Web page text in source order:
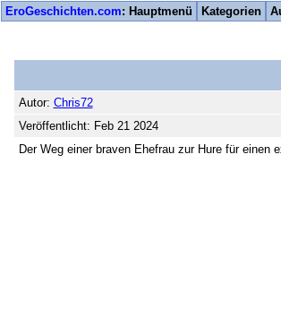
EroGeschichten.com: Hauptmenü Kategorien
Autor: Chris72
Veröffentlicht: Feb 21 2024
Der Weg einer braven Ehefrau zur Hure für einen